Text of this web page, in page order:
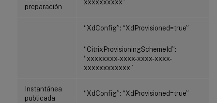
preparación
xxxxxxxxxx”
“XdConfig”: “XdProvisioned=true”
“CitrixProvisioningSchemeId”:
“xxxxxxxx-xxxx-xxxx-xxxx-
xxxxxxxxxxxx”
Instantánea
publicada
“XdConfig”: “XdProvisioned=true”